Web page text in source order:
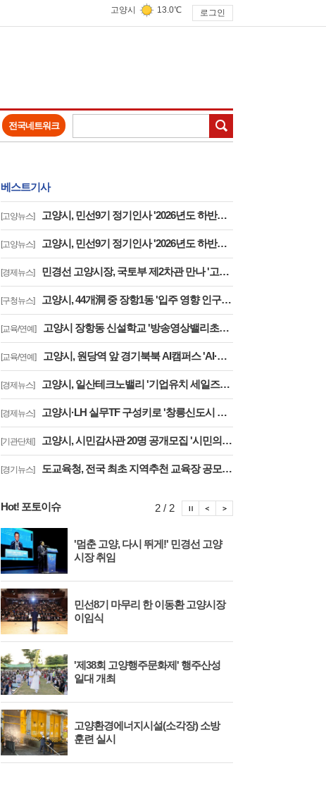
고양시 13.0℃ 로그인
전국네트워크
베스트기사
[고양뉴스] 고양시, 민선9기 정기인사 '2026년도 하반기 6급 팀장 인사발령 사항'
[고양뉴스] 고양시, 민선9기 정기인사 '2026년도 하반기 6급 부팀장 이하 인사발령 사항'
[경제뉴스] 민경선 고양시장, 국토부 제2차관 만나 '고양은평선 일산 연장 반영' 등 요청
[구청뉴스] 고양시, 44개洞 중 장항1동 '입주 영향 인구 증가폭' 최고··풍산동도 증가세 지속
[교육/연예] 고양시 장항동 신설학교 '방송영상밸리초교' 교육부 심사 통과··2030년 개교
[교육/연예] 고양시, 원당역 앞 경기북북 AI캠퍼스 'AI·디지털 배움터 체험존' 12월까지 운영
[경제뉴스] 고양시, 일산테크노밸리 '기업유치 세일즈戰' 주요 기업에 고양시장 명의 투자 제안
[경제뉴스] 고양시·LH 실무TF 구성키로 '창릉신도시 성공적 조성 및 자족기능 강화 협력'
[기관단체] 고양시, 시민감사관 20명 공개모집 '시민의 시각·전문성으로 감사행정 제고'
[경기뉴스] 도교육청, 전국 최초 지역추천 교육장 공모 결실··고양교육청 강현주 교육장 선발
Hot! 포토이슈
'멈춘 고양, 다시 뛰게!' 민경선 고양
시장 취임
민선8기 마무리 한 이동환 고양시장
이임식
'제38회 고양행주문화제' 행주산성
일대 개최
고양환경에너지시설(소각장) 소방
훈련 실시
2 / 2 포토이슈 이전보기
포토이슈 정지